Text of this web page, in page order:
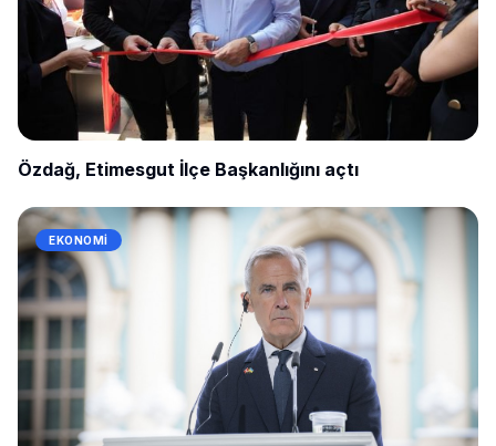
Özdağ, Etimesgut İlçe Başkanlığını açtı
EKONOMI